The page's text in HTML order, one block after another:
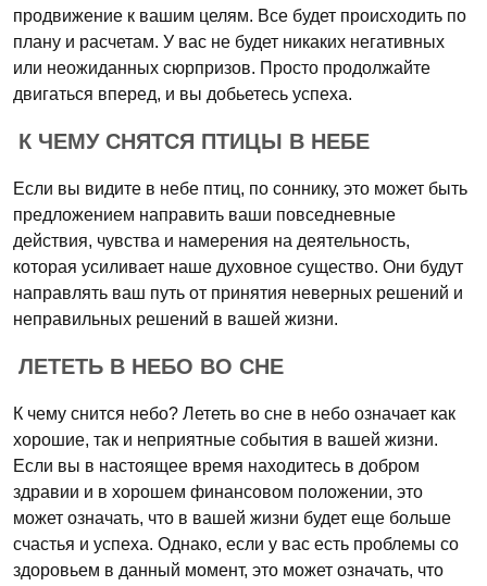
продвижение к вашим целям. Все будет происходить по
плану и расчетам. У вас не будет никаких негативных
или неожиданных сюрпризов. Просто продолжайте
двигаться вперед, и вы добьетесь успеха.
К ЧЕМУ СНЯТСЯ ПТИЦЫ В НЕБЕ
Если вы видите в небе птиц, по соннику, это может быть
предложением направить ваши повседневные
действия, чувства и намерения на деятельность,
которая усиливает наше духовное существо. Они будут
направлять ваш путь от принятия неверных решений и
неправильных решений в вашей жизни.
ЛЕТЕТЬ В НЕБО ВО СНЕ
К чему снится небо? Лететь во сне в небо означает как
хорошие, так и неприятные события в вашей жизни.
Если вы в настоящее время находитесь в добром
здравии и в хорошем финансовом положении, это
может означать, что в вашей жизни будет еще больше
счастья и успеха. Однако, если у вас есть проблемы со
здоровьем в данный момент, это может означать, что